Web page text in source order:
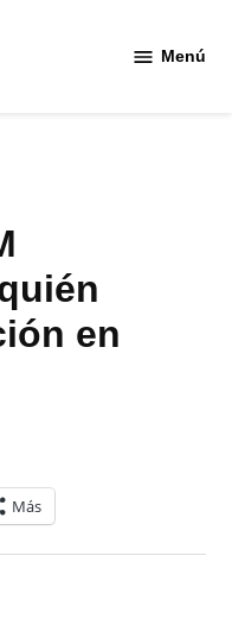
Menú
en
Más